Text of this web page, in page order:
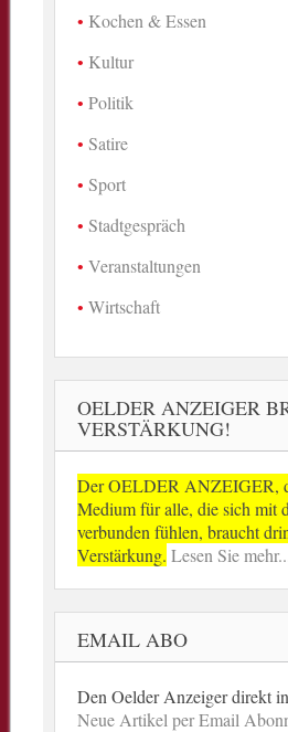
Kochen & Essen
Kultur
Politik
Satire
Sport
Stadtgespräch
Veranstaltungen
Wirtschaft
OELDER ANZEIGER
VERSTÄRKUNG!
Der OELDER ANZEIGER,
Medium für alle, die sich mit
verbunden fühlen, braucht
Verstärkung. Lesen Sie
EMAIL ABO
Den Oelder Anzeiger direkt
Neue Artikel per Email